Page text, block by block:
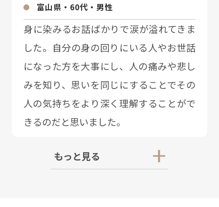
富⼭県・60代・男性
⾝に染みるお話ばかりで涙が溢れてきま
した。⾃分の⾝の回りにいる⼈やお世話
になった⽅を⼤事にし、⼈の痛みや悲し
みを知り、思いを同じにすることでその
⼈の気持ちをより深く理解することがで
きるのだと思いました。
もっと見る